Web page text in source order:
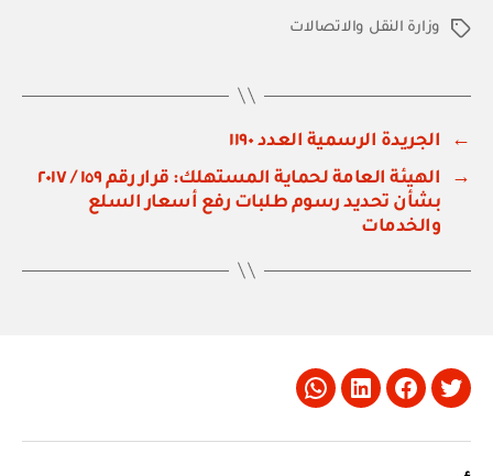
الوسوموزارة النقل والاتصالات
←
الجريدة الرسمية العدد ١١٩٠
→
الهيئة العامة لحماية المستهلك: قرار رقم ١٥٩ / ٢٠١٧
بشأن تحديد رسوم طلبات رفع أسعار السلع
والخدمات
Twitter
Facebook
LinkedIn
Whatsapp